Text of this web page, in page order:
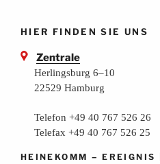
HIER FINDEN SIE UNS
Zentrale
Herlingsburg 6–10
22529 Hamburg
Telefon +49 40 767 526 26
Telefax +49 40 767 526 25
HEINEKOMM –EREIGNIS